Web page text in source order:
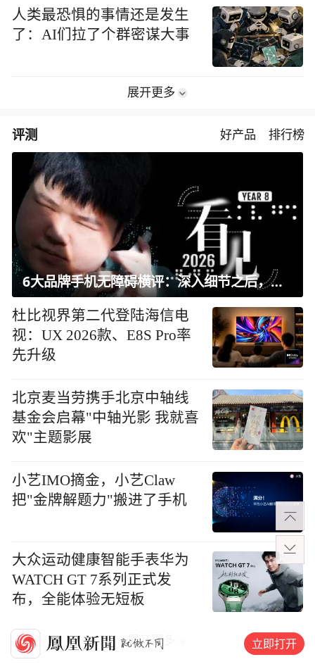
人类最恐惧的事情还是发生
了：AI们拉了个群密谋大事
展开更多
评测 好产品 排行榜
6大品牌手机无障碍横评：深入细节之后，似乎只有苹果能挺住？｜ 看见2026
杜比视界第二代登陆海信电
视：UX 2026款、E8S Pro率
先升级
北京麦当劳携手北京中轴线
基金会启幕"中轴光影 我就喜
欢"主题影展
小艺IMO摘金，小艺Claw
把"金牌解题力"搬进了手机
大众运动健康智能手表华为
WATCH GT 7系列正式发
布，全能体验无短板
展开更多 立即打开